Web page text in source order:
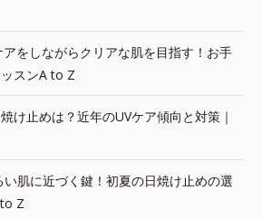
アをしながらクリアな肌を目指す！お手
スンA to Z
け止めは？近年のUVケア傾向と対策｜
肌に近づく鍵！初夏の日焼け止めの選
Z